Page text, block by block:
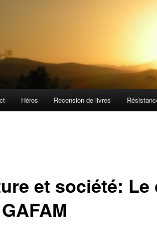
Héros Recension de livres
et société: Le